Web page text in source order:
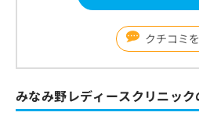
クチコミ
みなみ野レディースクリニック